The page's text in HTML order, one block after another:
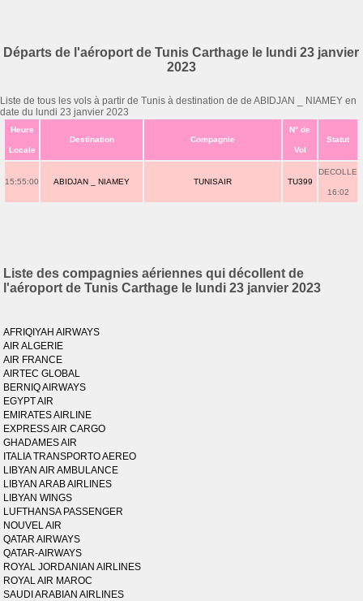
Départs de l'aéroport de Tunis Carthage le lundi 23 janvier
2023
Liste de tous les vols à partir de Tunis à destination de de ABIDJAN _ NIAMEY en
date du lundi 23 janvier 2023
Heure
Locale
Destination Compagnie
N° de
Vol
Statut
15:55:00 ABIDJAN _ NIAMEY TUNISAIR TU399
DECOLLE
16:02
Liste des compagnies aériennes qui décollent de
l'aéroport de Tunis Carthage le lundi 23 janvier 2023
AFRIQIYAH AIRWAYS
AIR ALGERIE
AIR FRANCE
AIRTEC GLOBAL
BERNIQ AIRWAYS
EGYPT AIR
EMIRATES AIRLINE
EXPRESS AIR CARGO
GHADAMES AIR
ITALIA TRANSPORTO AEREO
LIBYAN AIR AMBULANCE
LIBYAN ARAB AIRLINES
LIBYAN WINGS
LUFTHANSA PASSENGER
NOUVEL AIR
QATAR AIRWAYS
QATAR-AIRWAYS
ROYAL JORDANIAN AIRLINES
ROYAL AIR MAROC
SAUDI ARABIAN AIRLINES